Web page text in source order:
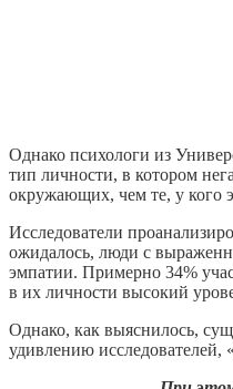
Однако психологи из
тип личности, в котором
окружающих, чем те, у кого
Исследователи
ожидалось, люди с
эмпатии. Примерно 34%
в их личности высокий
Однако, как выяснилось,
удивлению